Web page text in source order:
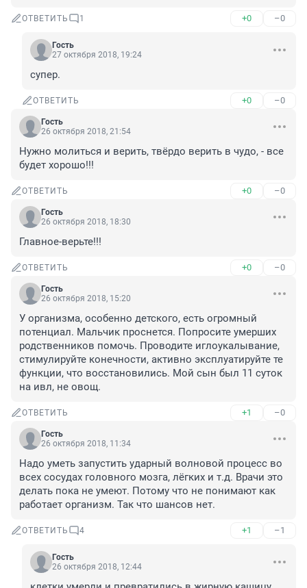
ОТВЕТИТЬ 1 +0 –0
Гость
27 октября 2018, 19:24
супер.
ОТВЕТИТЬ +0 –0
Гость
26 октября 2018, 21:54
Нужно молиться и верить, твёрдо верить в чудо, - все
будет хорошо!!!
ОТВЕТИТЬ +0 –0
Гость
26 октября 2018, 18:30
Главное-верьте!!!
ОТВЕТИТЬ +0 –0
Гость
26 октября 2018, 15:20
У организма, особенно детского, есть огромный
потенциал. Мальчик проснется. Попросите умерших
родственников помочь. Проводите иглоукалывание,
стимулируйте конечности, активно эксплуатируйте те
функции, что восстановились. Мой сын был 11 суток
на ивл, не овощ.
ОТВЕТИТЬ +1 –0
Гость
26 октября 2018, 11:34
Надо уметь запустить ударный волновой процесс во
всех сосудах головного мозга, лёгких и т.д. Врачи это
делать пока не умеют. Потому что не понимают как
работает организм. Так что шансов нет.
ОТВЕТИТЬ 4 +1 –1
Гость
26 октября 2018, 12:44